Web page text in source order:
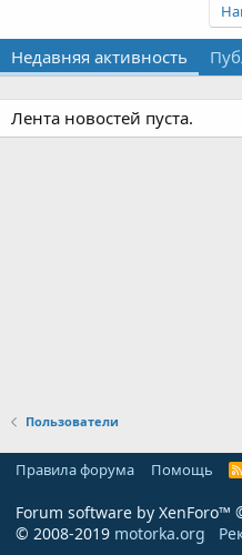
Недавняя активность
Лента новостей пуста.
Пользователи
Правила форума Помощь
Forum software by XenForo™
© 2008-2019 motorka.org